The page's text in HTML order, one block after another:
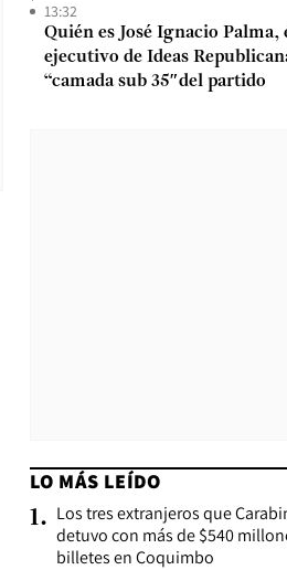
13:32
Quién es José Ignacio
ejecutivo de Ideas
“camada sub 35″del partido
LO MÁS LEÍDO
1. Los tres extranjeros que
detuvo con más de $540
billetes en Coquimbo